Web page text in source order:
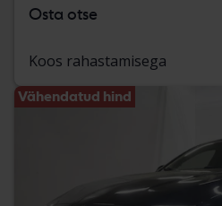
Osta otse
Koos rahastamisega
Vähendatud hind